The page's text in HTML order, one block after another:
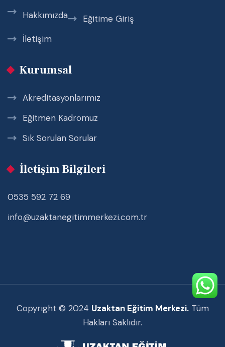
Hakkımızda
Eğitime Giriş
İletişim
Kurumsal
Akreditasyonlarımız
Eğitmen Kadromuz
Sık Sorulan Sorular
İletişim Bilgileri
0535 592 72 69
info@uzaktanegitimmerkezi.com.tr
Copyright © 2024 Uzaktan Eğitim Merkezi.Tüm
Hakları Saklıdır.